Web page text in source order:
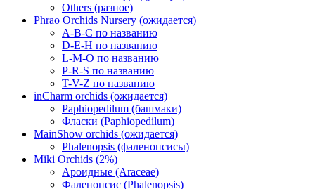
Others (разное)
Phrao Orchids Nursery (ожидается)
A-B-C по названию
D-E-H по названию
L-M-O по названию
P-R-S по названию
T-V-Z по названию
inCharm orchids (ожидается)
Paphiopedilum (башмаки)
Фласки (Paphiopedilum)
MainShow orchids (ожидается)
Phalenopsis (фаленопсисы)
Miki Orchids (2%)
Ароидные (Araceae)
Фаленопсис (Phalenopsis)